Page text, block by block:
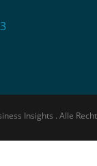
Insights . Alle